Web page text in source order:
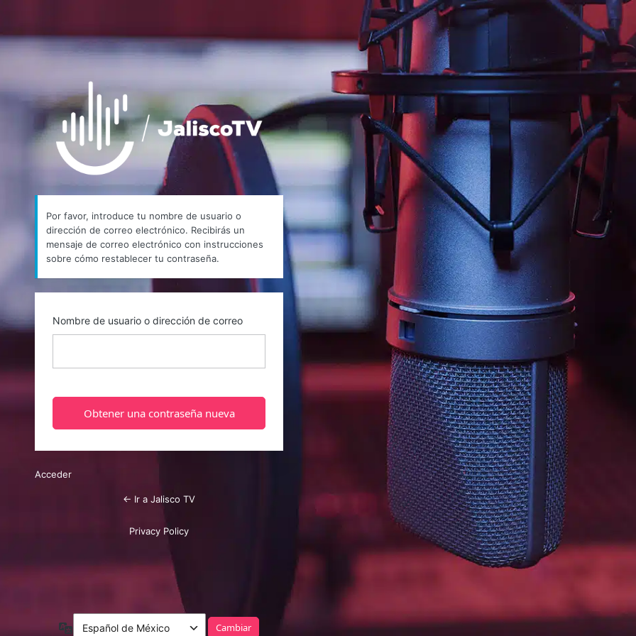
https://jaliscotv.com
Por favor, introduce tu nombre de usuario o
dirección de correo electrónico. Recibirás un
mensaje de correo electrónico con instrucciones
sobre cómo restablecer tu contraseña.
Nombre de usuario o dirección de correo
Acceder
← Ir a Jalisco TV
Privacy Policy
Idioma